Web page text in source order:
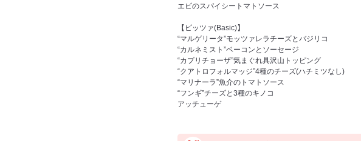
エビのスパイシートマトソース
【ピッツァ(Basic)】
“マルゲリータ”モッツァレラチーズとバジリコ
“カルネミスト”ベーコンとソーセージ
“カプリチョーザ”気まぐれ具沢山トッピング
“クアトロフォルマッジ”4種のチーズ(ハチミツなし)
“マリナーラ”魚介のトマトソース
“フンギ”チーズと3種のキノコ
アッチューゲ